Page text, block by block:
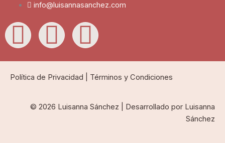
info@luisannasanchez.com
L
i
n
k
I
n
s
t
Y
o
u
t
Política de Privacidad Términos y Condiciones
© 2026 Luisanna Sánchez | Desarrollado por Luisanna
Sánchez